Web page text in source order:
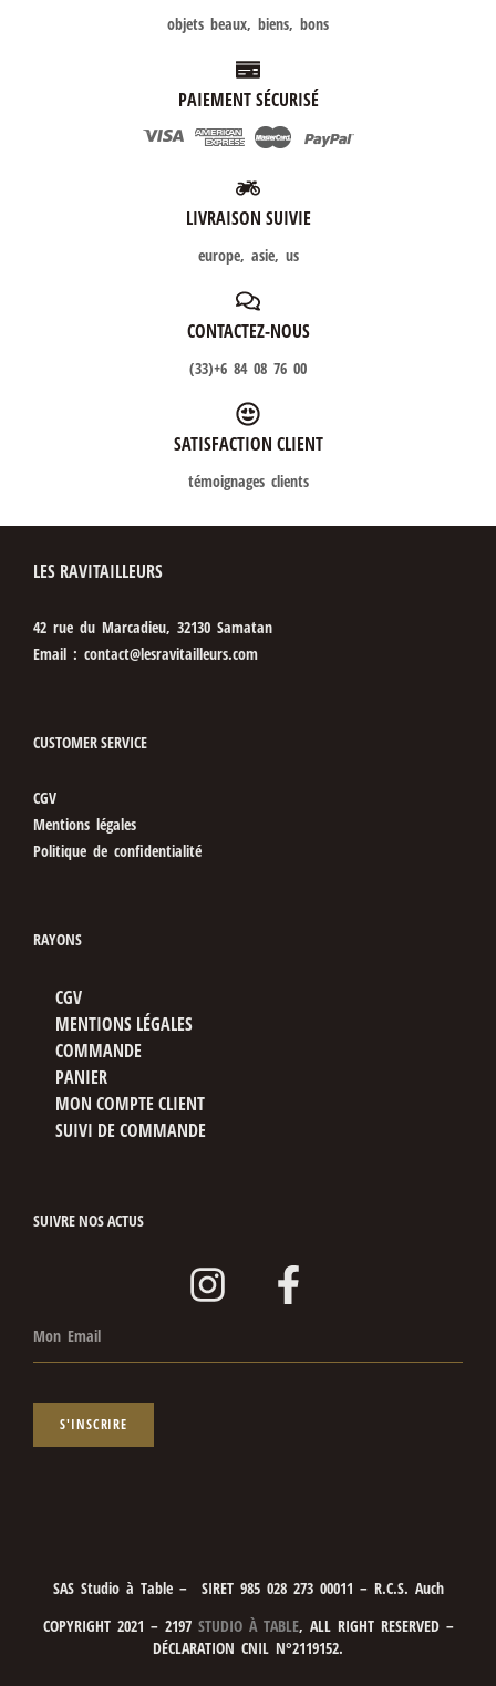
objets beaux, biens, bons
PAIEMENT SÉCURISÉ
LIVRAISON SUIVIE
europe, asie, us
CONTACTEZ-NOUS
(33)+6 84 08 76 00
SATISFACTION CLIENT
témoignages clients
LES RAVITAILLEURS
42 rue du Marcadieu, 32130 Samatan
Email : contact@lesravitailleurs.com
CUSTOMER SERVICE
CGV
Mentions légales
Politique de confidentialité
RAYONS
CGV
MENTIONS LÉGALES
COMMANDE
PANIER
MON COMPTE CLIENT
SUIVI DE COMMANDE
SUIVRE NOS ACTUS
S'INSCRIRE
SAS Studio à Table – SIRET 985 028 273 00011 – R.C.S. Auch
COPYRIGHT 2021 – 2197STUDIO À TABLE, ALL RIGHT RESERVED –
DÉCLARATION CNIL N°2119152.